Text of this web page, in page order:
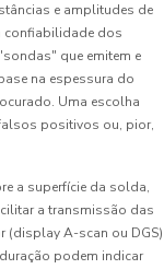
e amplitudes de
confiabilidade dos
que emitem e
na espessura do
Uma escolha
positivos ou, pior,
a superfície da solda,
a transmissão das
(display A-scan ou DGS)
podem indicar